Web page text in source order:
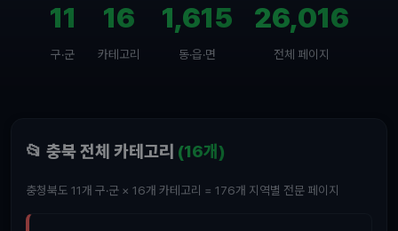
11
구·군
16
카테고리
1,615
동·읍·면
26,016
전체 페이지
📂 충북 전체 카테고리 (16개)
충청북도 11개 구·군 × 16개 카테고리 = 176개 지역별 전문 페이지